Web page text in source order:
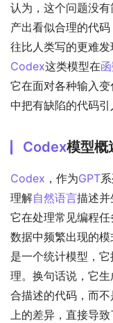
认为，这个问题没
产出看似合理的代
往比人类写的更难
Codex这类模型在
它在面对各种输入变
中把有缺陷的代码引
Codex模型概
Codex ，作为GPT
理解自然语言描述并
它在处理常见编程
数据中频繁出现的模
是一个统计模型，
理。换句话说，它
合描述的代码，而
上的差异，直接导